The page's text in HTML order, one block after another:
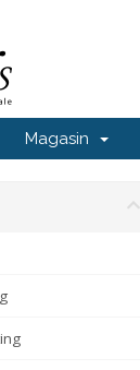
Magasin